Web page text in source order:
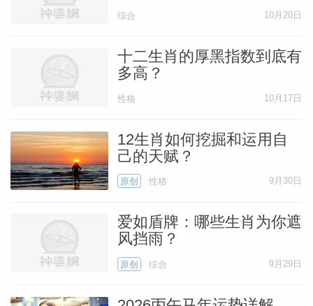
综合 10月20日
十二生肖的厚黑指数到底有
多高？
性格 10月17日
12生肖如何挖掘和运用自
己的天赋？
原创 性格 9月30日
爱如盾牌：哪些生肖为你遮
风挡雨？
原创 综合 9月29日